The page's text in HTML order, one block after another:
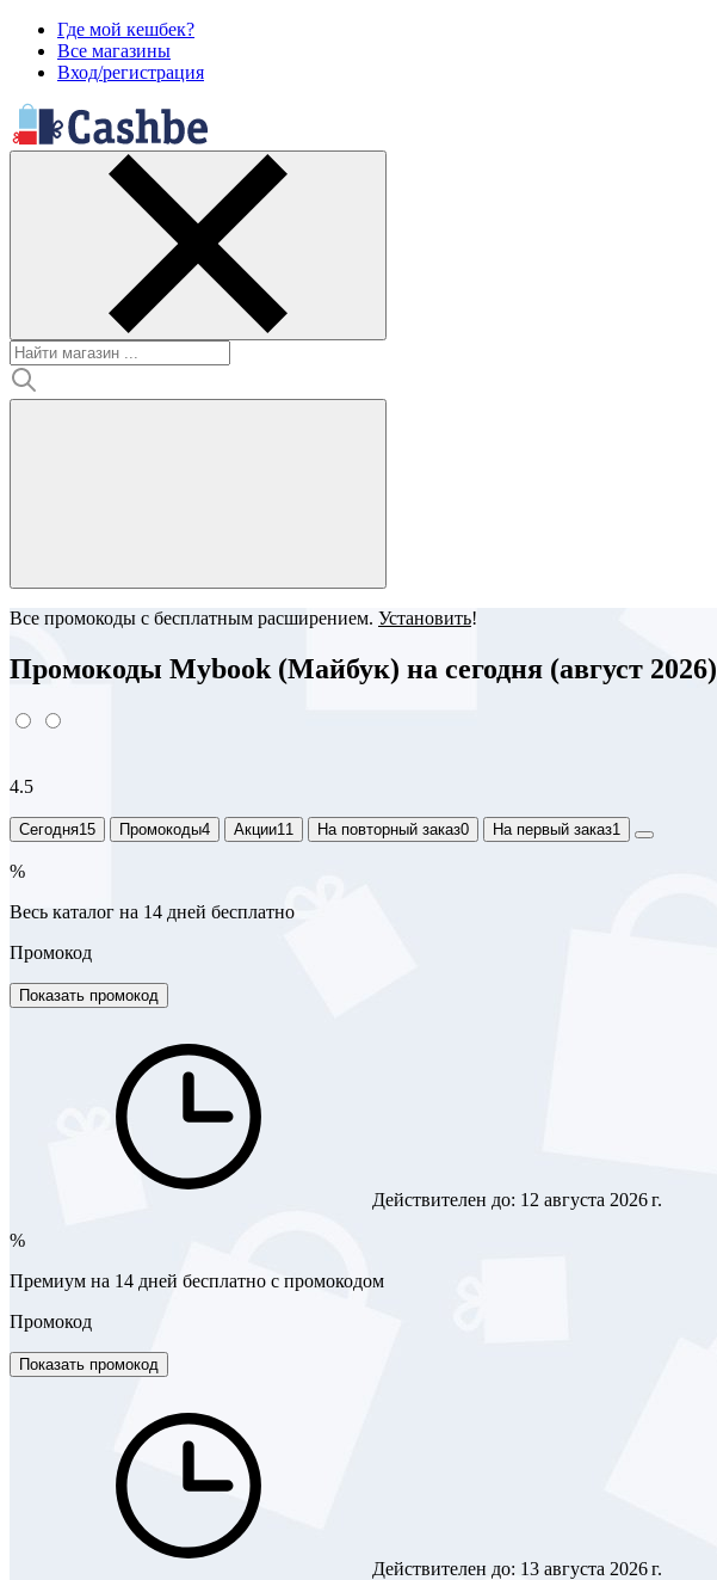
Где мой кешбек?
Все магазины
Вход/регистрация
Все промокоды с бесплатным расширением. Установить!
Промокоды Mybook (Майбук) на сегодня (август 2026)
4.5
Сегодня15 Промокоды4 Акции11 На повторный заказ0 На первый заказ1
%
Весь каталог на 14 дней бесплатно
Промокод
Показать промокод
Действителен до: 12 августа 2026 г.
%
Премиум на 14 дней бесплатно с промокодом
Промокод
Показать промокод
Действителен до: 13 августа 2026 г.